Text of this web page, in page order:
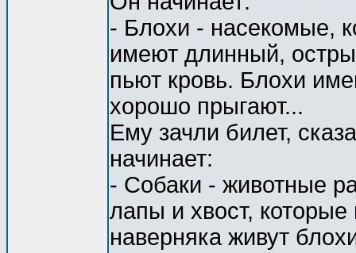
- Блохи - насекомые,
имеют длинный,
пьют кровь. Блохи
хорошо прыгают...
Ему зачли билет,
начинает:
- Собаки - животные
лапы и хвост,
наверняка живут